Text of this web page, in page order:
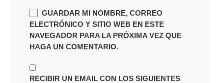
GUARDAR MI NOMBRE, CORREO
ELECTRÓNICO Y SITIO WEB EN ESTE
NAVEGADOR PARA LA PRÓXIMA VEZ QUE
HAGA UN COMENTARIO.
RECIBIR UN EMAIL CON LOS SIGUIENTES